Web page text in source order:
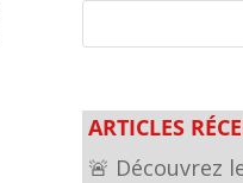
ARTICLES
🚨 Découvrez